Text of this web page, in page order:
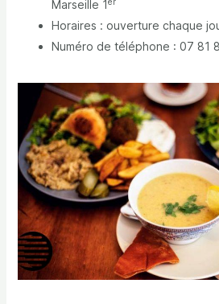
Marseille 1
Horaires : ouverture chaque
Numéro de téléphone : 07 81